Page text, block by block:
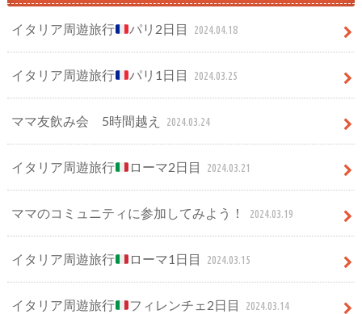
イタリア周遊旅行 パリ2日目 2024.04.18
イタリア周遊旅行 パリ1日目 2024.03.25
ママ友飲み会 5時間越え 2024.03.24
イタリア周遊旅行 ローマ2日目 2024.03.21
ママのコミュニティに参加してみよう！ 2024.03.19
イタリア周遊旅行 ローマ1日目 2024.03.15
イタリア周遊旅行 フィレンチェ2日目 2024.03.14